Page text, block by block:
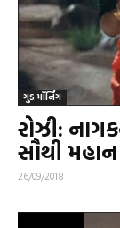
ગુડ મૉર્નિંગ
રોઝી:
સૌથી
26/09/2018